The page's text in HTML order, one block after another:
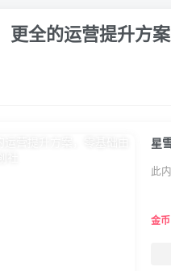
更全的运营提升方
星
此
金币